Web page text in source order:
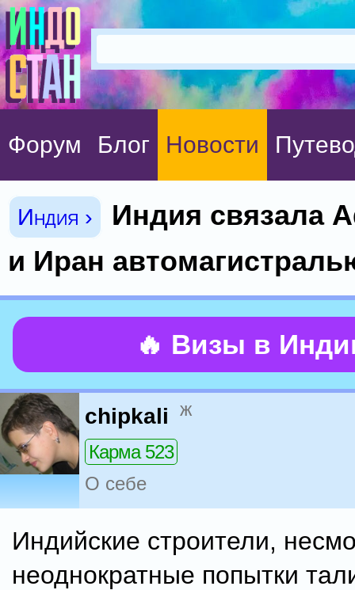
Форум Блог Новости
Индия ›
Индия связала
и Иран
🔥 Визы в
chipkali ж
Карма 523
О себе
Индийские строители,
неоднократные попытки